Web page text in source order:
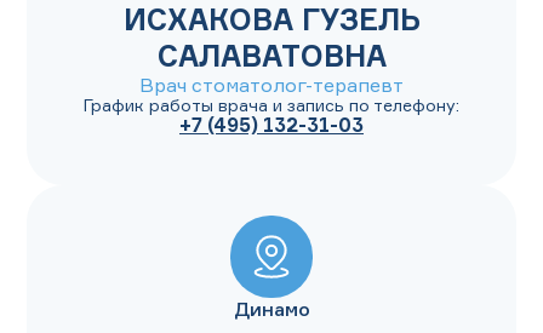
ИСХАКОВА ГУЗЕЛЬ
САЛАВАТОВНА
Врач стоматолог-терапевт
График работы врача и запись по телефону:
+7 (495) 132-31-03
Динамо